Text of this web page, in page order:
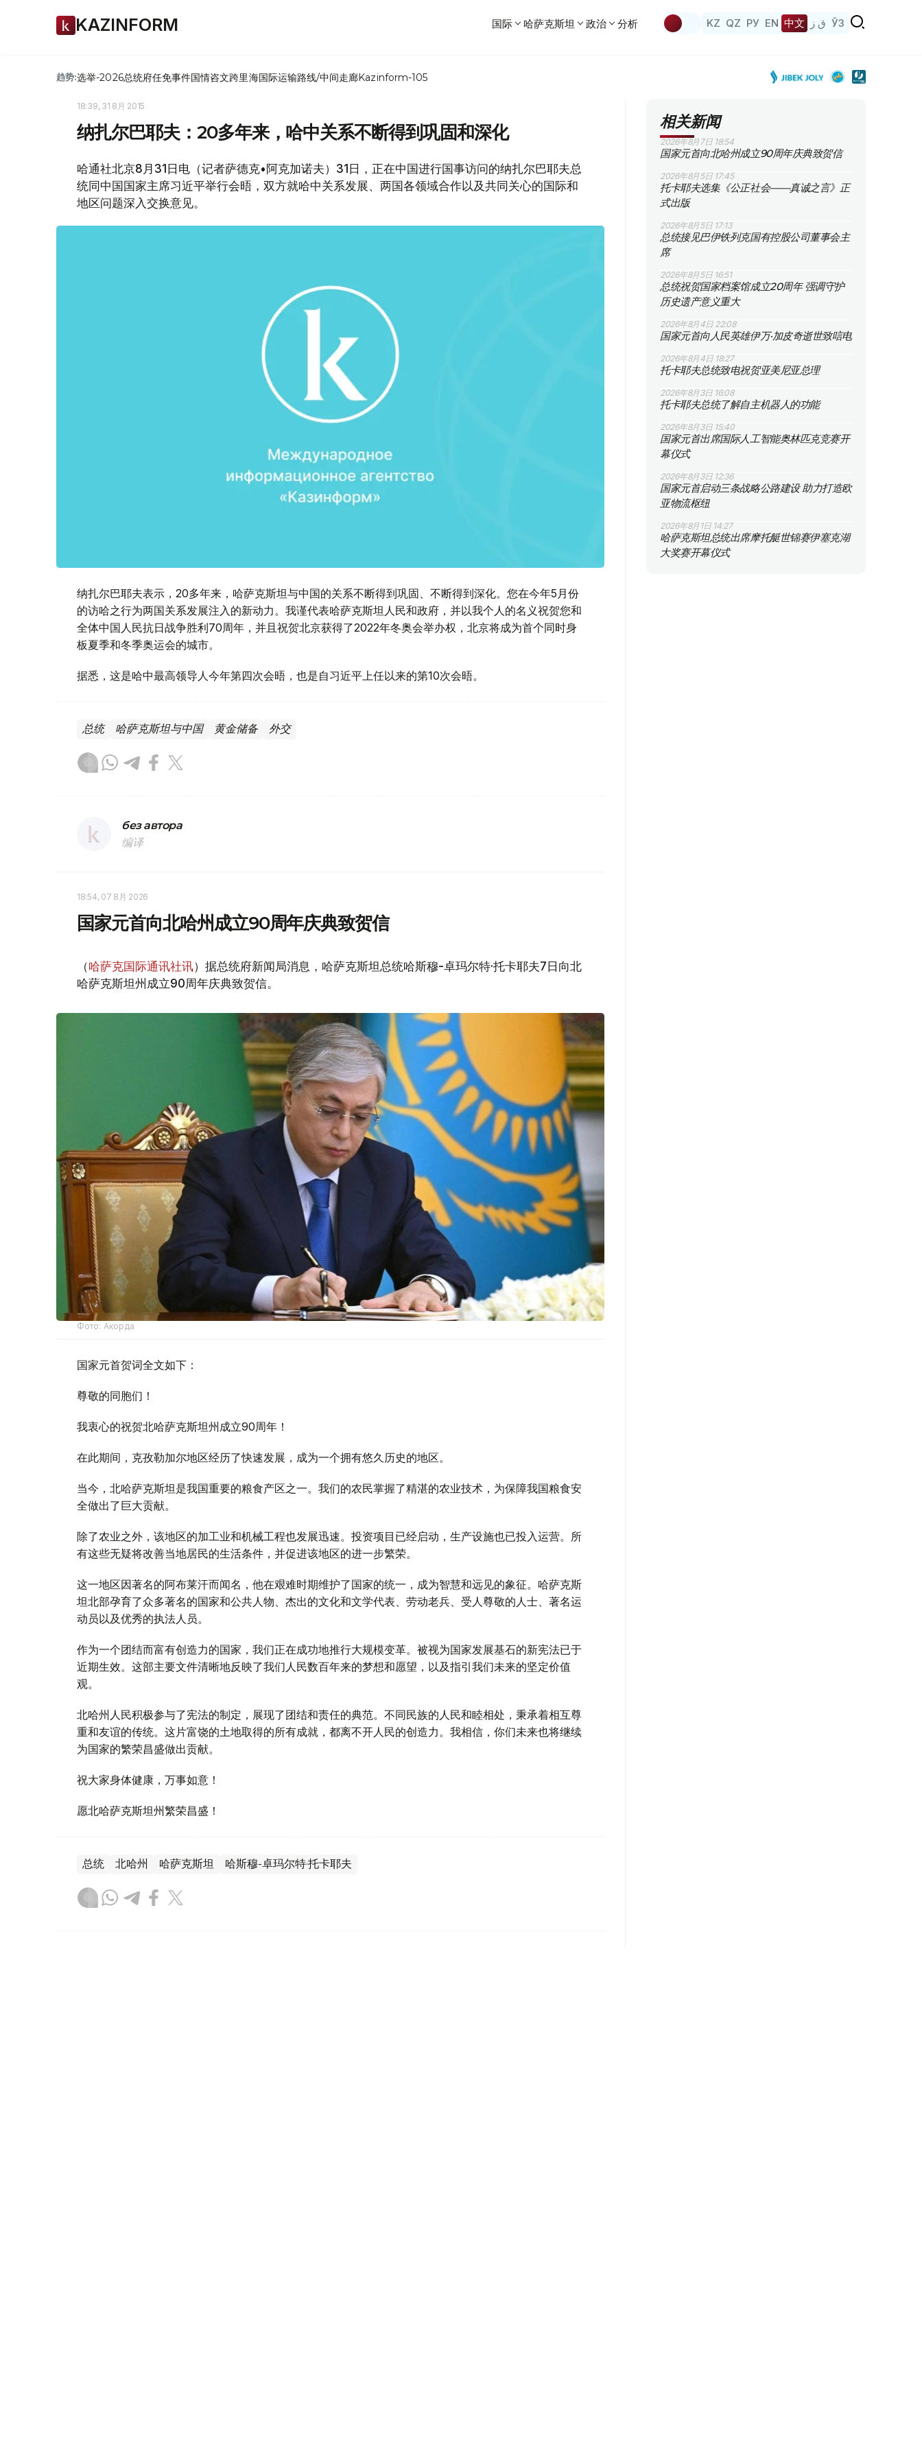
KAZINFORM 国际 哈萨克斯坦 政治 分析 KZ QZ РУ EN 中文 ق ز ЎЗ
趋势:选举-2026总统府任免事件国情咨文跨里海国际运输路线/中间走廊Kazinform-105
18:39, 31 8月 2015
纳扎尔巴耶夫：20多年来，哈中关系不断得到巩固和深化
哈通社北京8月31日电（记者萨德克•阿克加诺夫）31日，正在中国进行国事访问的纳扎尔巴耶夫总
统同中国国家主席习近平举行会晤，双方就哈中关系发展、两国各领域合作以及共同关心的国际和
地区问题深入交换意见。
纳扎尔巴耶夫表示，20多年来，哈萨克斯坦与中国的关系不断得到巩固、不断得到深化。您在今年5月份
的访哈之行为两国关系发展注入的新动力。我谨代表哈萨克斯坦人民和政府，并以我个人的名义祝贺您和
全体中国人民抗日战争胜利70周年，并且祝贺北京获得了2022年冬奥会举办权，北京将成为首个同时身
板夏季和冬季奥运会的城市。
据悉，这是哈中最高领导人今年第四次会晤，也是自习近平上任以来的第10次会晤。
总统 哈萨克斯坦与中国 黄金储备 外交
без автора
编译
18:54, 07 8月 2026
国家元首向北哈州成立90周年庆典致贺信
（哈萨克国际通讯社讯）据总统府新闻局消息，哈萨克斯坦总统哈斯穆-卓玛尔特·托卡耶夫7日向北
哈萨克斯坦州成立90周年庆典致贺信。
Фото: Акорда
国家元首贺词全文如下：
尊敬的同胞们！
我衷心的祝贺北哈萨克斯坦州成立90周年！
在此期间，克孜勒加尔地区经历了快速发展，成为一个拥有悠久历史的地区。
当今，北哈萨克斯坦是我国重要的粮食产区之一。我们的农民掌握了精湛的农业技术，为保障我国粮食安
全做出了巨大贡献。
除了农业之外，该地区的加工业和机械工程也发展迅速。投资项目已经启动，生产设施也已投入运营。所
有这些无疑将改善当地居民的生活条件，并促进该地区的进一步繁荣。
这一地区因著名的阿布莱汗而闻名，他在艰难时期维护了国家的统一，成为智慧和远见的象征。哈萨克斯
坦北部孕育了众多著名的国家和公共人物、杰出的文化和文学代表、劳动老兵、受人尊敬的人士、著名运
动员以及优秀的执法人员。
作为一个团结而富有创造力的国家，我们正在成功地推行大规模变革。被视为国家发展基石的新宪法已于
近期生效。这部主要文件清晰地反映了我们人民数百年来的梦想和愿望，以及指引我们未来的坚定价值
观。
北哈州人民积极参与了宪法的制定，展现了团结和责任的典范。不同民族的人民和睦相处，秉承着相互尊
重和友谊的传统。这片富饶的土地取得的所有成就，都离不开人民的创造力。我相信，你们未来也将继续
为国家的繁荣昌盛做出贡献。
祝大家身体健康，万事如意！
愿北哈萨克斯坦州繁荣昌盛！
总统 北哈州 哈萨克斯坦 哈斯穆-卓玛尔特·托卡耶夫
相关新闻
2026年8月7日 18:54
国家元首向北哈州成立90周年庆典致贺信
2026年8月5日 17:45
托卡耶夫选集《公正社会——真诚之言》正
式出版
2026年8月5日 17:13
总统接见巴伊铁列克国有控股公司董事会主
席
2026年8月5日 16:51
总统祝贺国家档案馆成立20周年 强调守护
历史遗产意义重大
2026年8月4日 22:08
国家元首向人民英雄伊万·加皮奇逝世致唁电
2026年8月4日 18:27
托卡耶夫总统致电祝贺亚美尼亚总理
2026年8月3日 16:08
托卡耶夫总统了解自主机器人的功能
2026年8月3日 15:40
国家元首出席国际人工智能奥林匹克竞赛开
幕仪式
2026年8月3日 12:36
国家元首启动三条战略公路建设 助力打造欧
亚物流枢纽
2026年8月1日 14:27
哈萨克斯坦总统出席摩托艇世锦赛伊塞克湖
大奖赛开幕仪式